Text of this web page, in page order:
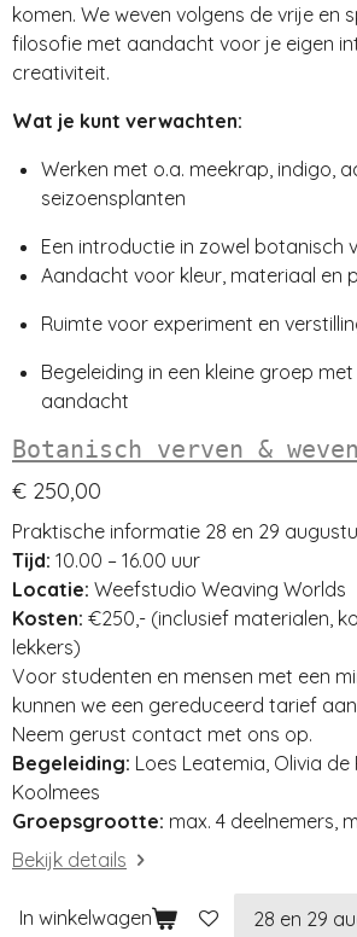
komen. We weven volgens de vrije en
filosofie met aandacht voor je eigen
creativiteit.
Wat je kunt verwachten:
Werken met o.a. meekrap, indigo,
seizoensplanten
Een introductie in zowel botanisch
Aandacht voor kleur, materiaal en
Ruimte voor experiment en
Begeleiding in een kleine groep
aandacht
Botanisch verven & weven
€ 250,00
Praktische informatie 28 en 29
Tijd: 10.00 – 16.00 uur
Locatie: Weefstudio Weaving Worlds
Kosten: €250,- (inclusief materialen,
lekkers)
Voor studenten en mensen met een
kunnen we een gereduceerd tarief
Neem gerust contact met ons op.
Begeleiding: Loes Leatemia, Olivia de
Koolmees
Groepsgrootte: max. 4 deelnemers,
Bekijk details
In winkelwagen